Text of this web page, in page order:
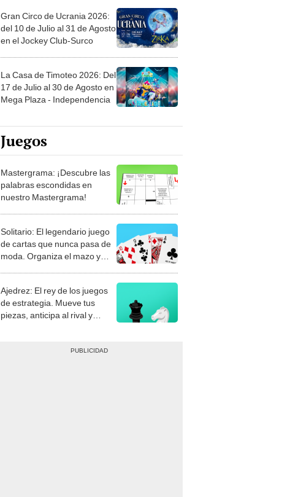
Gran Circo de Ucrania 2026:
del 10 de Julio al 31 de Agosto
en el Jockey Club-Surco
La Casa de Timoteo 2026: Del
17 de Julio al 30 de Agosto en
Mega Plaza - Independencia
Juegos
Mastergrama: ¡Descubre las
palabras escondidas en
nuestro Mastergrama!
Solitario: El legendario juego
de cartas que nunca pasa de
moda. Organiza el mazo y
Ajedrez: El rey de los juegos
de estrategia. Mueve tus
piezas, anticipa al rival y